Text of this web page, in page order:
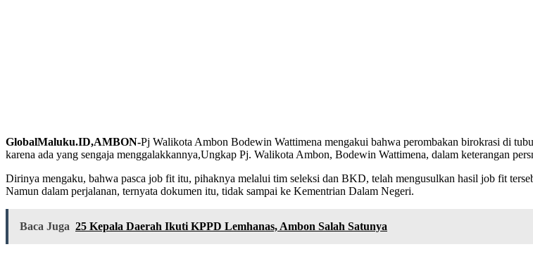
GlobalMaluku.ID,AMBON-Pj Walikota Ambon Bodewin Wattimena mengakui bahwa perombakan birokrasi di
karena ada yang sengaja menggalakkannya,Ungkap Pj. Walikota Ambon, Bodewin Wattimena, dalam keterangan
Dirinya mengaku, bahwa pasca job fit itu, pihaknya melalui tim seleksi dan BKD, telah mengusulkan hasil job fit
Namun dalam perjalanan, ternyata dokumen itu, tidak sampai ke Kementrian Dalam Negeri.
Baca Juga 25 Kepala Daerah Ikuti KPPD Lemhanas, Ambon Salah Satunya